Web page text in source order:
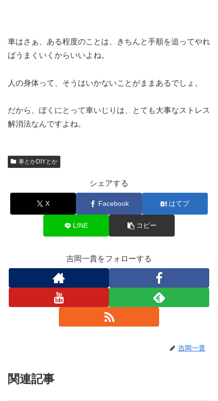
車はさぁ、ある程度のことは、きちんと手順を追ってやれ
ばうまくいくからいいよね。
人の身体って、そうはいかないことがままあるでしょ。
だから、ぼくにとって車いじりは、とても大事なストレス
解消法なんですよね。
車とかDIYとか
シェアする
X Facebook はてブ
LINE コピー
吉岡一貴をフォローする
吉岡一貴
関連記事